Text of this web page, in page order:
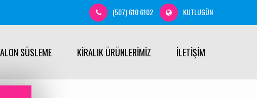
(507) 610 6102 KUTLUGÜN
SÜSLEME KİRALIK ÜRÜNLERİMİZ İLETİŞİM